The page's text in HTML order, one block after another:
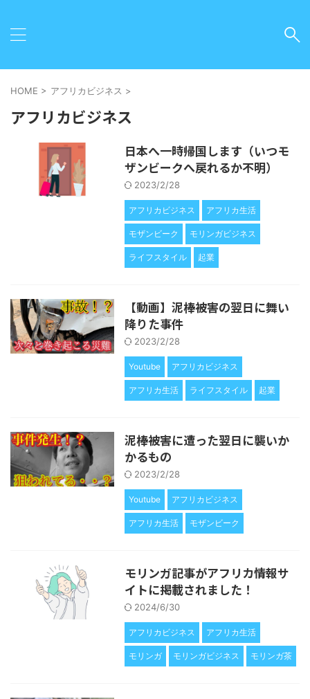
HOME > アフリカビジネス >
アフリカビジネス
日本へ一時帰国します（いつモ
ザンビークへ戻れるか不明）
2023/2/28
アフリカビジネス アフリカ生活
モザンビーク モリンガビジネス
ライフスタイル 起業
【動画】泥棒被害の翌日に舞い
降りた事件
2023/2/28
Youtube アフリカビジネス
アフリカ生活 ライフスタイル 起業
泥棒被害に遭った翌日に襲いか
かるもの
2023/2/28
Youtube アフリカビジネス
アフリカ生活 モザンビーク
モリンガ記事がアフリカ情報サ
イトに掲載されました！
2024/6/30
アフリカビジネス アフリカ生活
モリンガ モリンガビジネス モリンガ茶